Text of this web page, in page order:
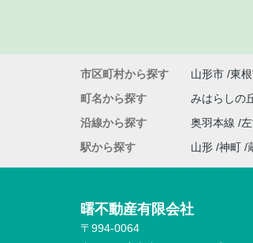
市区町村から探す 山形市 東
町名から探す
みはらしの
沿線から探す
奥羽本線
駅から探す
山形 神町
曙不動産有限会社
〒994-0064